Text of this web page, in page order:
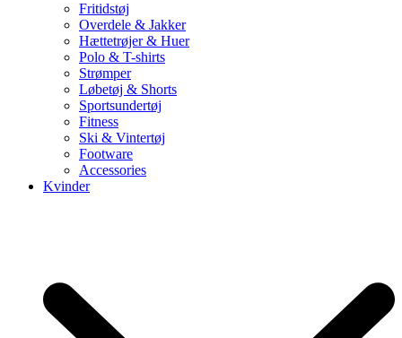
Fritidstøj
Overdele & Jakker
Hættetrøjer & Huer
Polo & T-shirts
Strømper
Løbetøj & Shorts
Sportsundertøj
Fitness
Ski & Vintertøj
Footware
Accessories
Kvinder